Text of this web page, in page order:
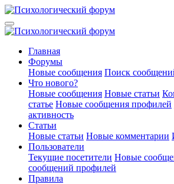
Главная
Форумы
Новые сообщения Поиск
Что нового?
Новые сообщения Новые статьи
статье Новые сообщения профилей
активность
Статьи
Новые статьи Новые комментарии
Пользователи
Текущие посетители Новые
сообщений профилей
Правила